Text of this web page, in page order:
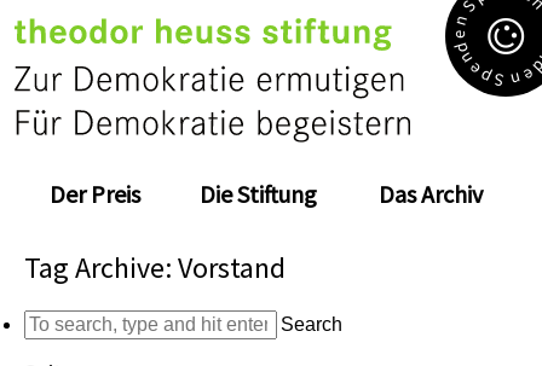
Der Preis Die Stiftung Das Archiv
S
p
e
n
d
e
n
S
e
n
Tag Archive: Vorstand
Search